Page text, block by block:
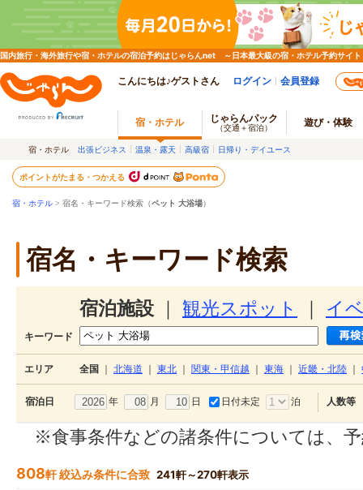
国内旅行・海外旅行や宿・ホテルの宿泊予約はじゃらんnet ～日本最大級の宿・ホテル予約サイト
こんにちは♪ゲストさん ログイン 会員登録
宿・ホテル じゃらんパック
（交通＋宿泊） 遊び・体験
宿・ホテル 出張ビジネス 温泉・露天 高級宿 日帰り・デイユース
ポイントがたまる・つかえる
宿・ホテル > 宿名・キーワード検索（ペット 大浴場）
宿名・キーワード検索
宿泊施設 観光スポット イ
キーワード
エリア 全国 北海道 東北 関東・甲信越 東海 近畿・北陸
宿泊日 年 月 日 日付未定 泊 人数等
※食事条件などの諸条件については、
808軒 絞込み条件に合致 241軒～270軒表示